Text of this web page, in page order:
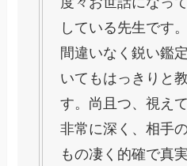
している先生です。
間違いなく鋭い鑑
いてもはっきりと
す。尚且つ、視え
非常に深く、相手
もの凄く的確で真